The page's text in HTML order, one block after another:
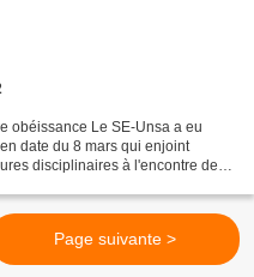
obéissance Le SE-Unsa a eu
date du 8 mars qui enjoint
disciplinaires à l'encontre des
Page suivante >